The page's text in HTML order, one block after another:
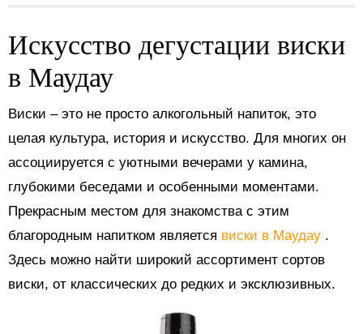
Искусство дегустации виски
в Маудау
Виски – это не просто алкогольный напиток, это
целая культура, история и искусство. Для многих он
ассоциируется с уютными вечерами у камина,
глубокими беседами и особенными моментами.
Прекрасным местом для знакомства с этим
благородным напитком является виски в Маудау .
Здесь можно найти широкий ассортимент сортов
виски, от классических до редких и эксклюзивных.